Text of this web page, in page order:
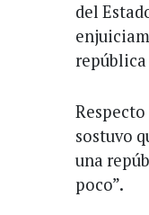
del
república
sostuvo
una
poco”.